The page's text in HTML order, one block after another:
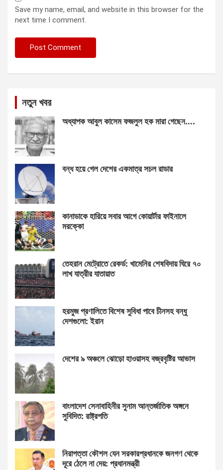
Save my name, email, and website in this browser for the
next time I comment.
নতুন খবর
অধ্যাপক আবুল কাসেম ফজলুল হক মারা গেছেন….
বন্ধ হয়ে গেল দেশের একমাত্র সচল রাডার
কানাডাকে হারিয়ে সবার আগে কোয়ার্টার ফাইনালে
মরক্কো
তেহরান মেট্রোতে রেকর্ড: খামেনির শেষবিদায় ঘিরে ৭০
লাখ যাত্রীর যাতায়াত
হরমুজ প্রণালিতে বিশেষ সুবিধা পাবে চীনসহ বন্ধু
দেশগুলো: ইরান
দেশের ৯ অঞ্চলে ঝোড়ো হাওয়াসহ বজ্রবৃষ্টির আভাস
বাংলাদেশ সেনাবাহিনীর সুনাম আন্তর্জাতিক অঙ্গনে
সুবিদিত: রাষ্ট্রপতি
নিরাপত্তা কৌশল যেন সরকারপ্রধানকে জনগণ থেকে
দূরে ঠেলে না দেয়: প্রধানমন্ত্রী